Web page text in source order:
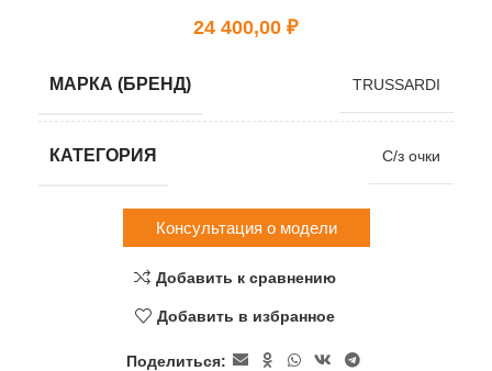
24 400,00 ₽
МАРКА (БРЕНД) TRUSSARDI
КАТЕГОРИЯ С/з очки
Консультация о модели
Добавить к сравнению
Добавить в избранное
Поделиться: